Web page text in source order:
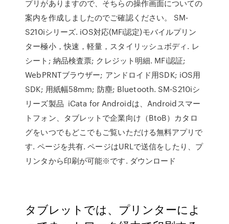
プリがありますので、そちらの操作画面についての
案内を作成しましたのでご確認ください。 SM-
S210iシリーズ. iOS対応(MFi認定)モバイルプリン
ター極小，快速，軽量，スタイリッシュボディ. レ
シート; 納品検査票; クレジット明細. MFi認証;
WebPRNTブラウザー; アンドロイド用SDK; iOS用
SDK; 用紙幅58mm; 防塵; Bluetooth. SM-S210iシ
リーズ製品 iCata for Androidは、Androidスマー
トフォン、タブレットで企業向け（BtoB）カタロ
グをいつでもどこでもご覧いただける無料アプリで
す. ページを共有. ページはURLで送信をしたり、プ
リンタから印刷が可能※です. ダウンロード
タブレットでは、プリンターによ